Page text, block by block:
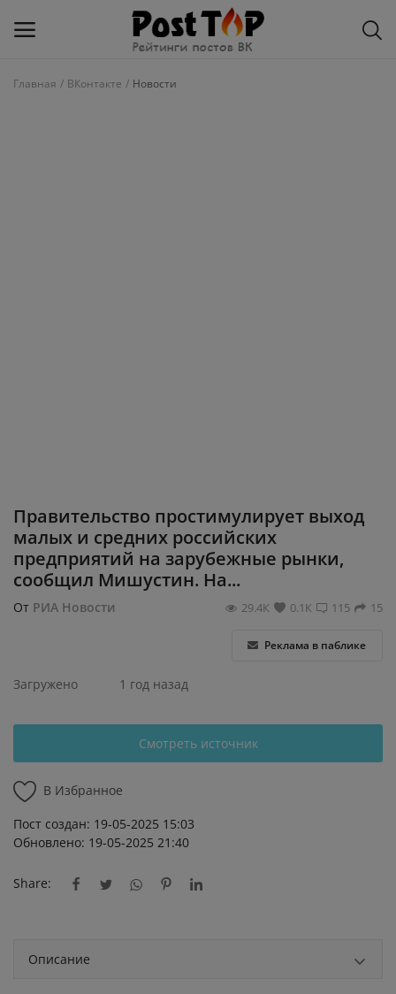
Главная ВКонтакте Новости
Правительство простимулирует выход
малых и средних российских
предприятий на зарубежные рынки,
сообщил Мишустин. На...
От РИА Новости 15
115
0.1К
29.4К
Реклама в паблике
Загружено 1 год назад
Смотреть источник
В Избранное
Пост создан: 19-05-2025 15:03
Обновлено: 19-05-2025 21:40
Share:
Описание